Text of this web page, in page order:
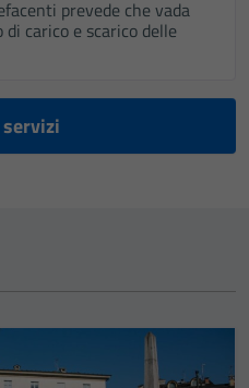
prevede che vada
carico e scarico delle